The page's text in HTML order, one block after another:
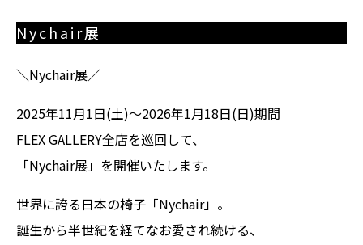
Nychair展
＼Nychair展／
2025年11月1日(土)～2026年1月18日(日)期間
FLEX GALLERY全店を巡回して、
「Nychair展」を開催いたします。
世界に誇る日本の椅子「Nychair」。
誕生から半世紀を経てなお愛され続ける、